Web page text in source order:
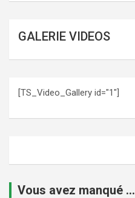
GALERIE VIDEOS
[TS_Video_Gallery id="1"]
Vous avez manqué ...